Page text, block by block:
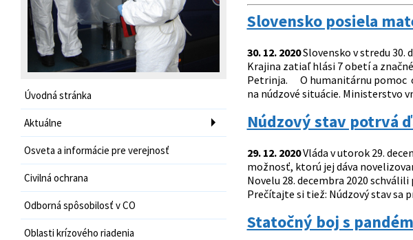
Úvodná stránka
Aktuálne
Osveta a informácie pre verejnosť
Civilná ochrana
Odborná spôsobilosť v CO
Oblasti krízového riadenia
Slovensko posiela
30. 12. 2020Slovensko v stredu 30.
Krajina zatiaľ hlási 7 obetí a
Petrinja. O humanitárnu pomoc
na núdzové situácie. Ministerstvo
Núdzový stav potrvá
29. 12. 2020Vláda v utorok 29.
možnosť, ktorú jej dáva
Novelu 28. decembra 2020
Prečítajte si tiež: Núdzový stav sa
Statočný boj s